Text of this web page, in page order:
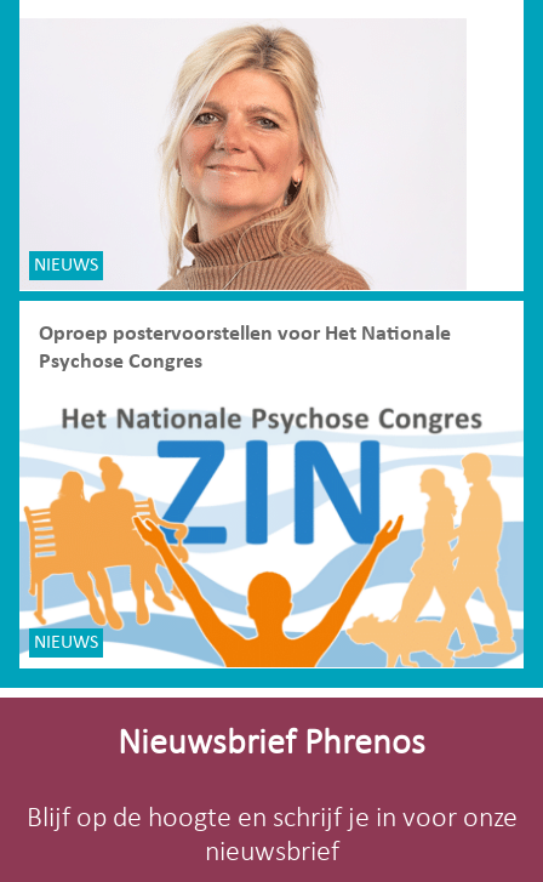
NIEUWS
Oproep postervoorstellen voor Het Nationale
Psychose Congres
NIEUWS
Site-
Nieuwsbrief Phrenos
Blijf op de hoogte en schrijf je in voor onze
nieuwsbrief